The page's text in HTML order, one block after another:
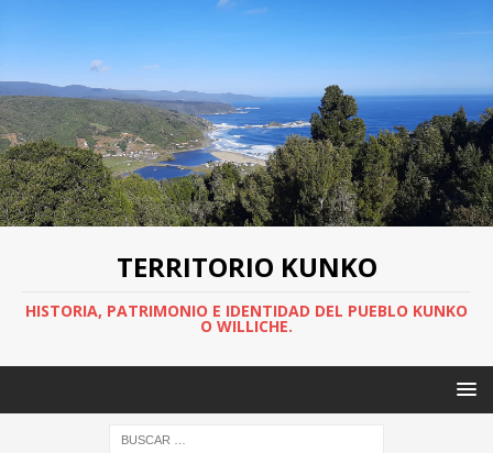
TERRITORIO KUNKO
HISTORIA, PATRIMONIO E IDENTIDAD DEL PUEBLO KUNKO
O WILLICHE.